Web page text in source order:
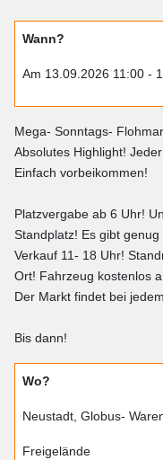
Wann?
Am 13.09.2026 11:00 -
Mega- Sonntags-
Absolutes Highlight!
Einfach vorbeikommen!
Platzvergabe ab 6 Uhr!
Standplatz! Es gibt
Verkauf 11- 18 Uhr!
Ort! Fahrzeug kostenlos
Der Markt findet bei
Bis dann!
Wo?
Neustadt, Globus-
Freigelände